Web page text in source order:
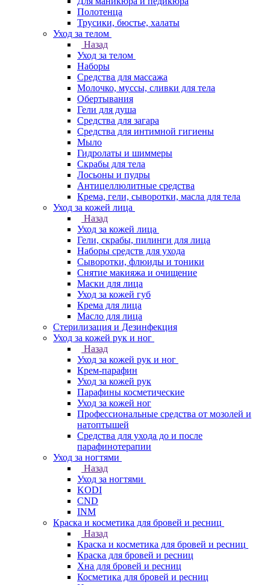
Полотенца
Трусики, бюстье, халаты
Уход за телом
Назад
Уход за телом
Наборы
Средства для массажа
Молочко, муссы, сливки для тела
Обертывания
Гели для душа
Средства для загара
Средства для интимной гигиены
Мыло
Гидролаты и шиммеры
Скрабы для тела
Лосьоны и пудры
Антицеллюлитные средства
Крема, гели, сыворотки, масла для тела
Уход за кожей лица
Назад
Уход за кожей лица
Гели, скрабы, пилинги для лица
Наборы средств для ухода
Сыворотки, флюиды и тоники
Снятие макияжа и очищение
Маски для лица
Уход за кожей губ
Крема для лица
Масло для лица
Стерилизация и Дезинфекция
Уход за кожей рук и ног
Назад
Уход за кожей рук и ног
Крем-парафин
Уход за кожей рук
Парафины косметические
Уход за кожей ног
Профессиональные средства от мозолей и
натоптышей
Средства для ухода до и после
парафинотерапии
Уход за ногтями
Назад
Уход за ногтями
KODI
CND
INM
Краска и косметика для бровей и ресниц
Назад
Краска и косметика для бровей и ресниц
Краска для бровей и ресниц
Хна для бровей и ресниц
Косметика для бровей и ресниц